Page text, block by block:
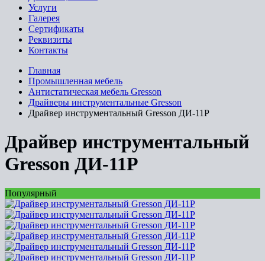
Услуги
Галерея
Сертификаты
Реквизиты
Контакты
Главная
Промышленная мебель
Антистатическая мебель Gresson
Драйверы инструментальные Gresson
Драйвер инструментальный Gresson ДИ-11Р
Драйвер инструментальный
Gresson ДИ-11Р
Популярный